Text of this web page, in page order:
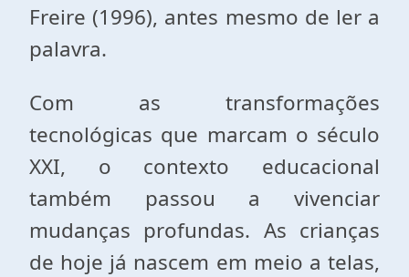
Freire (1996), antes mesmo de ler a
palavra.
Com as transformações
tecnológicas que marcam o século
XXI, o contexto educacional
também passou a vivenciar
mudanças profundas. As crianças
de hoje já nascem em meio a telas,